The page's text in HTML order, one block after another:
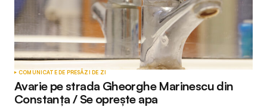
COMUNICATE DE PRESĂZI DE ZI
Avarie pe strada Gheorghe Marinescu din
Constanța / Se oprește apa